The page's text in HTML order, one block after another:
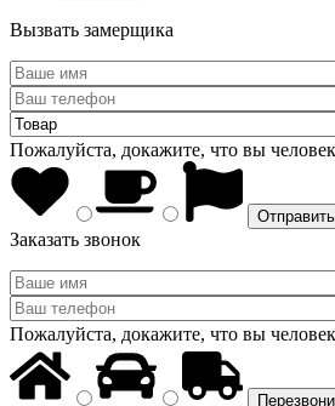
Вызвать замерщика
Пожалуйста, докажите, что вы
Заказать звонок
Пожалуйста, докажите, что вы